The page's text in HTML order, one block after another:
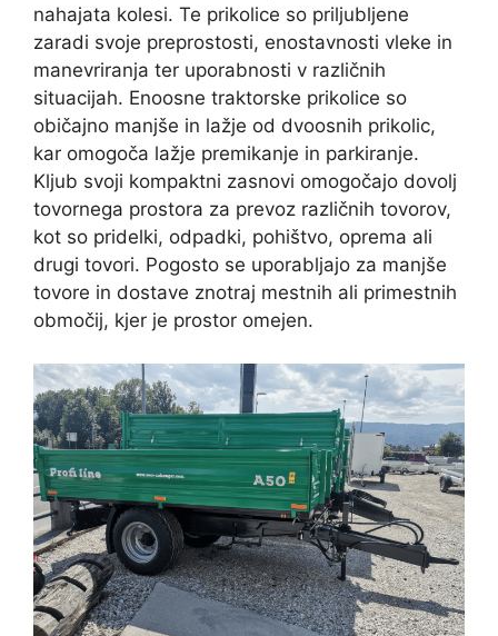
nahajata kolesi. Te prikolice so priljubljene
zaradi svoje preprostosti, enostavnosti vleke in
manevriranja ter uporabnosti v različnih
situacijah. Enoosne traktorske prikolice so
običajno manjše in lažje od dvoosnih prikolic,
kar omogoča lažje premikanje in parkiranje.
Kljub svoji kompaktni zasnovi omogočajo dovolj
tovornega prostora za prevoz različnih tovorov,
kot so pridelki, odpadki, pohištvo, oprema ali
drugi tovori. Pogosto se uporabljajo za manjše
tovore in dostave znotraj mestnih ali primestnih
območij, kjer je prostor omejen.